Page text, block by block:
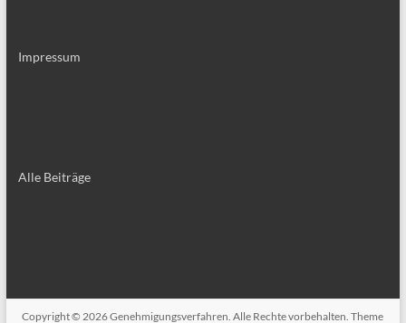
Impressum
Alle Bei­trä­ge
Copyright © 2026Genehmigungsverfahren . Alle Rechte vorbehalten. Theme